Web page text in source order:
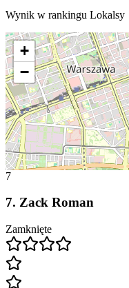
Wynik w rankingu Lokalsy
+
−
7
7. Zack Roman
Zamknięte